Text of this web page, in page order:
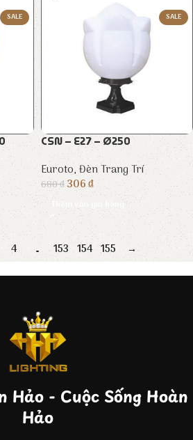
SALE SALE
CSN – E27 – Ø250
Euroto,Đèn Trang Trí
680₫306₫
Thêm vào giỏ hàng
4 … 153 154 155 →
Hảo - Cuộc Sống Hoàn
Hảo